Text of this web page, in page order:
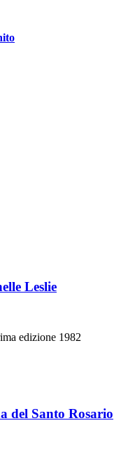
Leslie
edizione 1982
del Santo Rosario